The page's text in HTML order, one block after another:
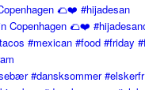
🌮❤️ #hijadesan
#dansksommer #elskerfr